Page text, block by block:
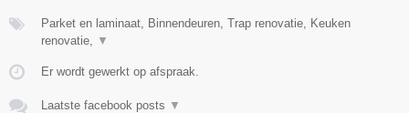
Parket en laminaat, Binnendeuren, Trap renovatie, Keuken
renovatie,
▼
Er wordt gewerkt op afspraak.
Laatste facebook posts ▼